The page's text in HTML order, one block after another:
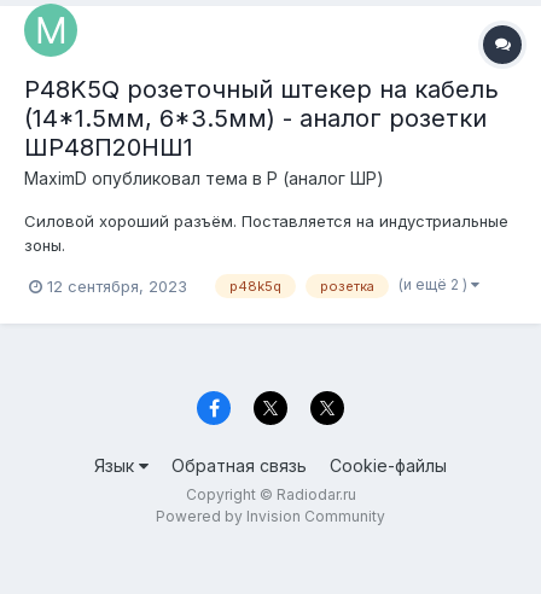
P48K5Q розеточный штекер на кабель
(14*1.5мм, 6*3.5мм) - аналог розетки
ШР48П20НШ1
MaximD опубликовал тема в P (аналог ШР)
Силовой хороший разъём. Поставляется на индустриальные
зоны.
12 сентября, 2023 p48k5q розетка (и ещё 2 )
Язык Обратная связь Cookie-файлы
Copyright © Radiodar.ru
Powered by Invision Community